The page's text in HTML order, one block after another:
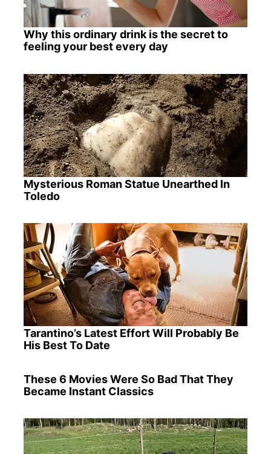
Why this ordinary drink is the secret to
feeling your best every day
Mysterious Roman Statue Unearthed In
Toledo
Tarantino’s Latest Effort Will Probably Be
His Best To Date
These 6 Movies Were So Bad That They
Became Instant Classics